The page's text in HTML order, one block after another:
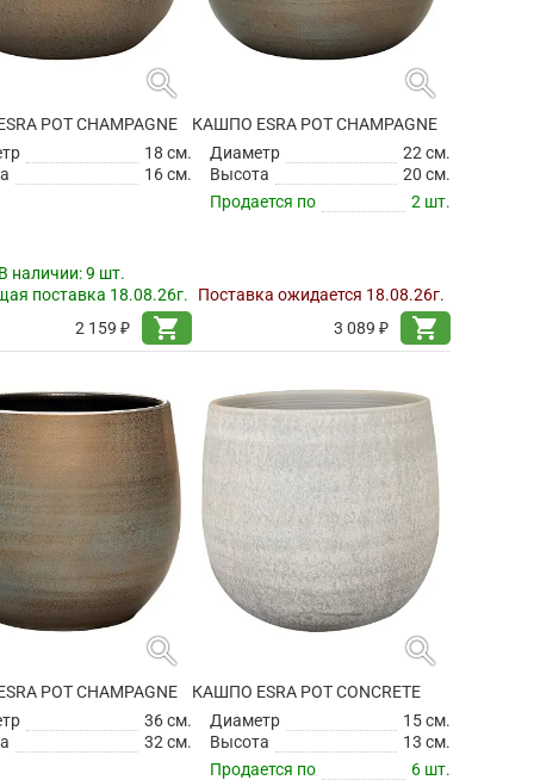
search
POT CHAMPAGNE
18 см.
16 см.
наличии:9 шт.
поставка 18.08.26г.
2 159 ₽
shopping_cart
search
КАШПО ESRA POT CHAMPAGNE
Диаметр
22 см.
Высота
20 см.
Продается по
2 шт.
Поставка ожидается 18.08.26г.
3 089 ₽
shopping_cart
search
POT CHAMPAGNE
36 см.
32 см.
search
КАШПО ESRA POT CONCRETE
Диаметр
15 см.
Высота
13 см.
Продается по
6 шт.